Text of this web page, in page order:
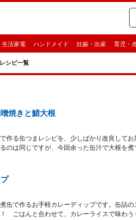
生活家電 ハンドメイド 妊娠・出産 育児・
シピ一覧
焼きと鯖大根
作る缶つまレシピを、少しばかり改良して
のは同じですが、今回余った缶汁で大根を
缶で作るお手軽カレーディップです。缶詰
ごはんと合わせて、カレーライスで味わう